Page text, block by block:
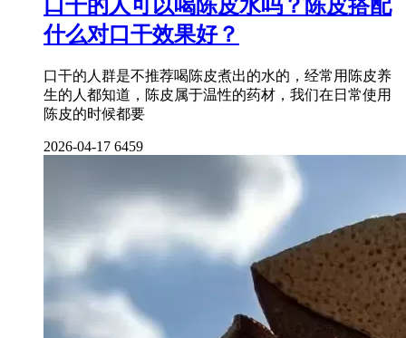
口干的人可以喝陈皮水吗？陈皮搭配
什么对口干效果好？
口干的人群是不推荐喝陈皮煮出的水的，经常用陈皮养
生的人都知道，陈皮属于温性的药材，我们在日常使用
陈皮的时候都要
2026-04-17 6459